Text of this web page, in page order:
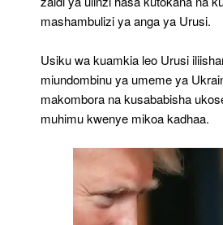
mashambulizi ya anga ya Urusi.
Usiku wa kuamkia leo Urusi
miundombinu ya umeme ya
makombora na kusababisha
muhimu kwenye mikoa kadhaa.